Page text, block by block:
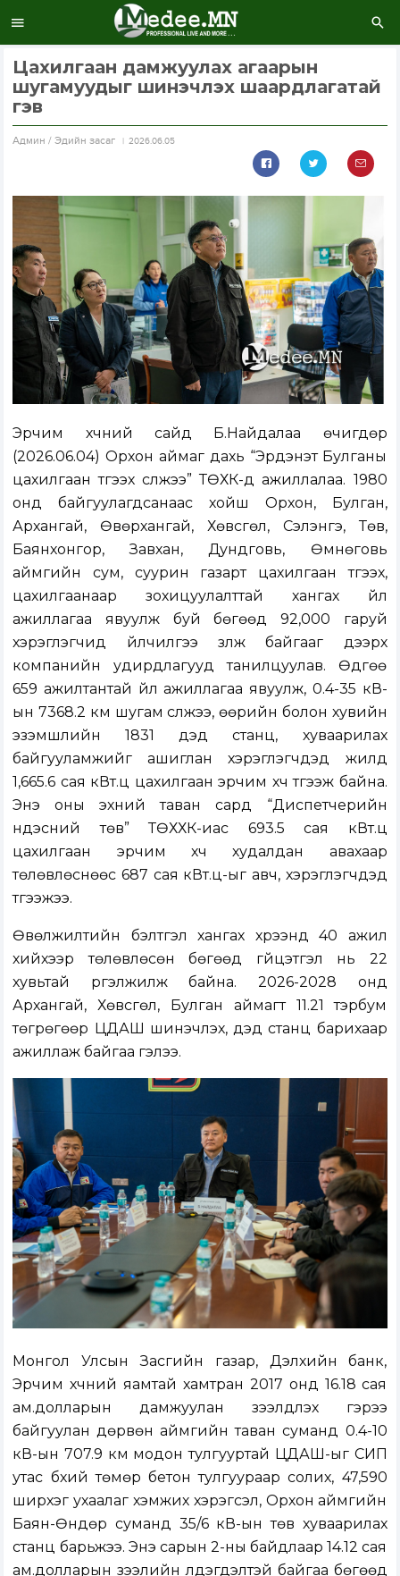
Цахилгаан дамжуулах агаарын
шугамуудыг шинэчлэх шаардлагатай
гэв
Aдмин / Эдийн засаг 2026.06.05
Эрчим хүчний сайд Б.Найдалаа өчигдөр
(2026.06.04) Орхон аймаг дахь “Эрдэнэт Булганы
цахилгаан түгээх сүлжээ” ТӨХК-д ажиллалаа. 1980
онд байгуулагдсанаас хойш Орхон, Булган,
Архангай, Өвөрхангай, Хөвсгөл, Сэлэнгэ, Төв,
Баянхонгор, Завхан, Дундговь, Өмнөговь
аймгийн сум, суурин газарт цахилгаан түгээх,
цахилгаанаар зохицуулалттай хангах үйл
ажиллагаа явуулж буй бөгөөд 92,000 гаруй
хэрэглэгчид үйлчилгээ үзүүлж байгааг дээрх
компанийн удирдлагууд танилцуулав. Өдгөө
659 ажилтантай үйл ажиллагаа явуулж, 0.4-35 кВ-
ын 7368.2 км шугам сүлжээ, өөрийн болон хувийн
эзэмшлийн 1831 дэд станц, хуваарилах
байгууламжийг ашиглан хэрэглэгчдэд жилд
1,665.6 сая кВт.ц цахилгаан эрчим хүч түгээж байна.
Энэ оны эхний таван сард “Диспетчерийн
үндэсний төв” ТӨХХК-иас 693.5 сая кВт.ц
цахилгаан эрчим хүч худалдан авахаар
төлөвлөснөөс 687 сая кВт.ц-ыг авч, хэрэглэгчдэд
түгээжээ.
Өвөлжилтийн бэлтгэл хангах хүрээнд 40 ажил
хийхээр төлөвлөсөн бөгөөд гүйцэтгэл нь 22
хувьтай үргэлжилж байна. 2026-2028 онд
Архангай, Хөвсгөл, Булган аймагт 11.21 тэрбум
төгрөгөөр ЦДАШ шинэчлэх, дэд станц барихаар
ажиллаж байгаа гэлээ.
Монгол Улсын Засгийн газар, Дэлхийн банк,
Эрчим хүчний яамтай хамтран 2017 онд 16.18 сая
ам.долларын дамжуулан зээлдүүлэх гэрээ
байгуулан дөрвөн аймгийн таван суманд 0.4-10
кВ-ын 707.9 км модон тулгууртай ЦДАШ-ыг СИП
утас бүхий төмөр бетон тулгуураар солих, 47,590
ширхэг ухаалаг хэмжих хэрэгсэл, Орхон аймгийн
Баян-Өндөр суманд 35/6 кВ-ын төв хуваарилах
станц барьжээ. Энэ сарын 2-ны байдлаар 14.12 сая
ам.долларын зээлийн үлдэгдэлтэй байгаа бөгөөд